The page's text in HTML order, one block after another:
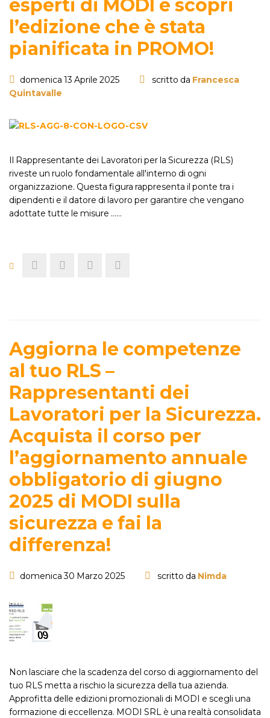
esperti di MODI e scopri
l’edizione che è stata
pianificata in PROMO!
domenica 13 Aprile 2025 scritto da Francesca
Quintavalle
Il Rappresentante dei Lavoratori per la Sicurezza (RLS)
riveste un ruolo fondamentale all'interno di ogni
organizzazione. Questa figura rappresenta il ponte tra i
dipendenti e il datore di lavoro per garantire che vengano
adottate tutte le misure ...…
Aggiorna le competenze
al tuo RLS –
Rappresentanti dei
Lavoratori per la Sicurezza.
Acquista il corso per
l’aggiornamento annuale
obbligatorio di giugno
2025 di MODI sulla
sicurezza e fai la
differenza!
domenica 30 Marzo 2025 scritto da Nimda
Non lasciare che la scadenza del corso di aggiornamento del
tuo RLS metta a rischio la sicurezza della tua azienda.
Approfitta delle edizioni promozionali di MODI e scegli una
formazione di eccellenza. MODI SRL è una realtà consolidata